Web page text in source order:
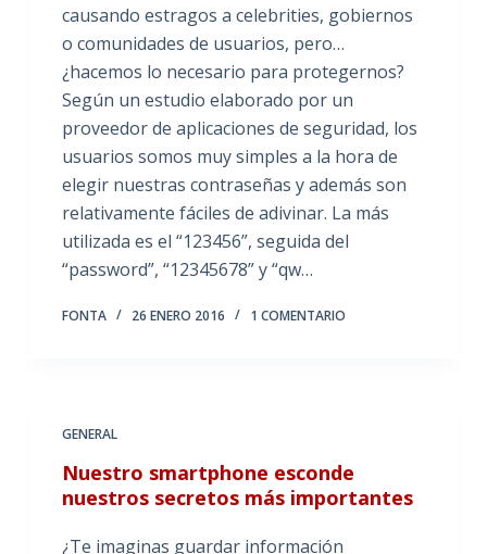
causando estragos a celebrities, gobiernos
o comunidades de usuarios, pero…
¿hacemos lo necesario para protegernos?
Según un estudio elaborado por un
proveedor de aplicaciones de seguridad, los
usuarios somos muy simples a la hora de
elegir nuestras contraseñas y además son
relativamente fáciles de adivinar. La más
utilizada es el “123456”, seguida del
“password”, “12345678” y “qw…
FONTA 26 ENERO 2016 1 COMENTARIO
GENERAL
Nuestro smartphone esconde
nuestros secretos más importantes
¿Te imaginas guardar información